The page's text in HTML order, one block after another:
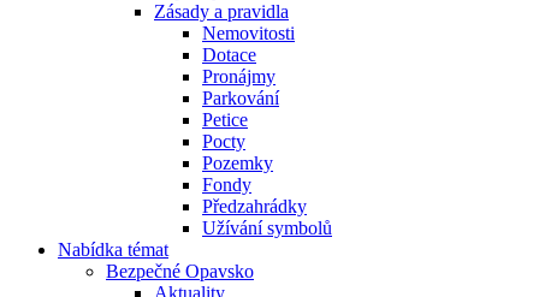
Zásady a pravidla
Nemovitosti
Dotace
Pronájmy
Parkování
Petice
Pocty
Pozemky
Fondy
Předzahrádky
Užívání symbolů
Nabídka témat
Bezpečné Opavsko